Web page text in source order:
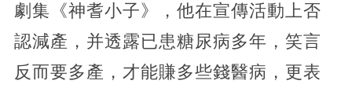
劇集《神耆小子》，他在宣傳活動上否
認減產，并透露已患糖尿病多年，笑言
反而要多產，才能賺多些錢醫病，更表